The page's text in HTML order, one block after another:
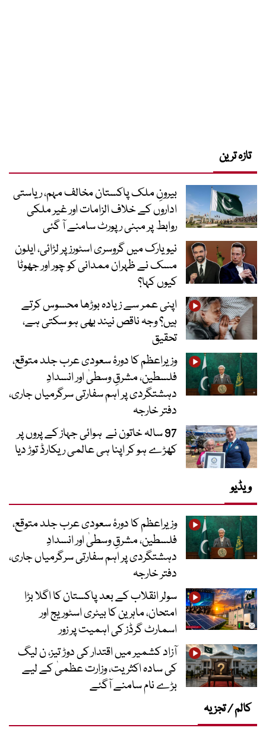
تازہ ترین
بیرونِ ملک پاکستان مخالف مہم، ریاستی
اداروں کے خلاف الزامات اور غیر ملکی
روابط پر مبنی رپورٹ سامنے آ گئی
نیویارک میں گروسری اسٹورز پر لڑائی، ایلون
مسک نے ظہران ممدانی کو چور اور جھوٹا
کیوں کہا؟
اپنی عمر سے زیادہ بوڑھا محسوس کرتے
ہیں؟ وجہ ناقص نیند بھی ہو سکتی ہے،
تحقیق
وزیراعظم کا دورۂ سعودی عرب جلد متوقع،
فلسطین، مشرقِ وسطیٰ اور انسدادِ
دہشتگردی پر اہم سفارتی سرگرمیاں جاری،
دفتر خارجہ
97 سالہ خاتون نے ہوائی جہاز کے پروں پر
کھڑے ہو کر اپنا ہی عالمی ریکارڈ توڑ دیا
ویڈیو
وزیراعظم کا دورۂ سعودی عرب جلد متوقع،
فلسطین، مشرقِ وسطیٰ اور انسدادِ
دہشتگردی پر اہم سفارتی سرگرمیاں جاری،
دفتر خارجہ
سولر انقلاب کے بعد پاکستان کا اگلا بڑا
امتحان، ماہرین کا بیٹری اسٹوریج اور
اسمارٹ گرڈز کی اہمیت پر زور
آزاد کشمیر میں اقتدار کی دوڑ تیز، ن لیگ
کی سادہ اکثریت، وزارت عظمیٰ کے لیے
بڑے نام سامنے آگئے
کالم / تجزیہ